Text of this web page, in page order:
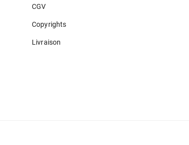
CGV
Copyrights
Livraison